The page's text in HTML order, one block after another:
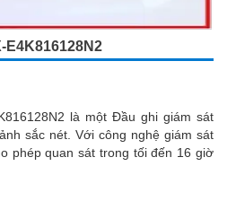
là một Đầu ghi giám sát
nghệ giám sát
phép quan sát trong tối đến 16 giờ